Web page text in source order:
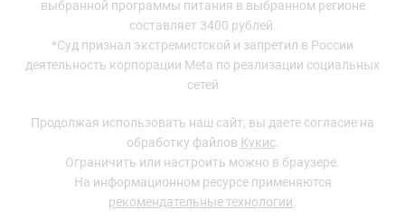
выбранной программы питания в выбранном регионе
составляет 3400 рублей.
*Суд признал экстремистской и запретил в России
деятельность корпорации Meta по реализации социальных
сетей
Продолжая использовать наш сайт, вы даете согласие на
обработку файлов Кукис.
Ограничить или настроить можно в браузере.
На информационном ресурсе применяются
рекомендательные технологии